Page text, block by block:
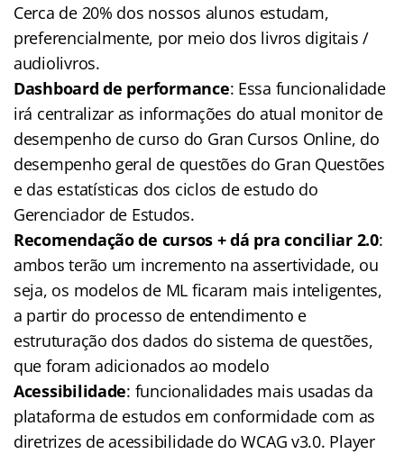
Cerca de 20% dos nossos alunos estudam,
preferencialmente, por meio dos livros digitais /
audiolivros.
Dashboard de performance: Essa funcionalidade
irá centralizar as informações do atual monitor de
desempenho de curso do Gran Cursos Online, do
desempenho geral de questões do Gran Questões
e das estatísticas dos ciclos de estudo do
Gerenciador de Estudos.
Recomendação de cursos + dá pra conciliar 2.0:
ambos terão um incremento na assertividade, ou
seja, os modelos de ML ficaram mais inteligentes,
a partir do processo de entendimento e
estruturação dos dados do sistema de questões,
que foram adicionados ao modelo
Acessibilidade: funcionalidades mais usadas da
plataforma de estudos em conformidade com as
diretrizes de acessibilidade do WCAG v3.0. Player